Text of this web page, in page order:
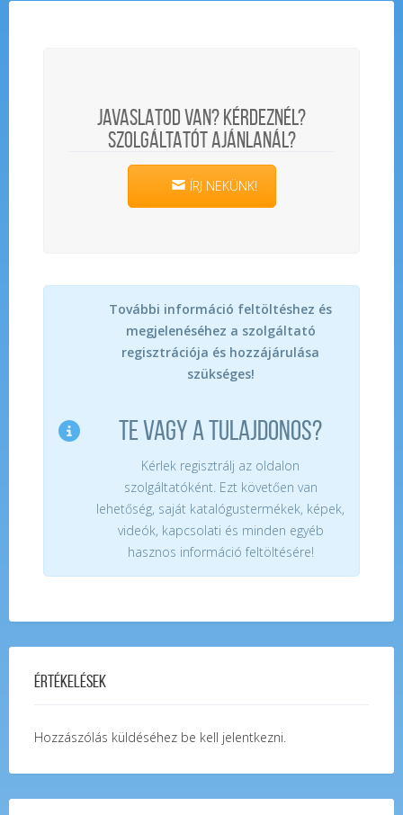
JAVASLATOD VAN? KÉRDEZNÉL?
SZOLGÁLTATÓT AJÁNLANÁL?
ÍRJ NEKÜNK!
További információ feltöltéshez és
megjelenéséhez a szolgáltató
regisztrációja és hozzájárulása
szükséges!
TE VAGY A TULAJDONOS?
Kérlek regisztrálj az oldalon
szolgáltatóként. Ezt követően van
lehetőség, saját katalógustermékek, képek,
videók, kapcsolati és minden egyéb
hasznos információ feltöltésére!
Értékelések
Hozzászólás küldéséhez be kell jelentkezni.